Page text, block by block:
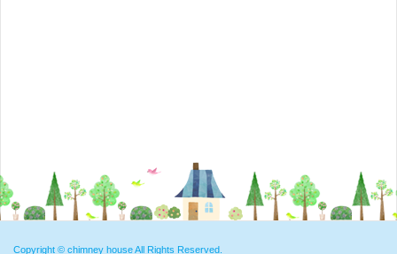
Copyright © chimney houseAll Rights Reserved.